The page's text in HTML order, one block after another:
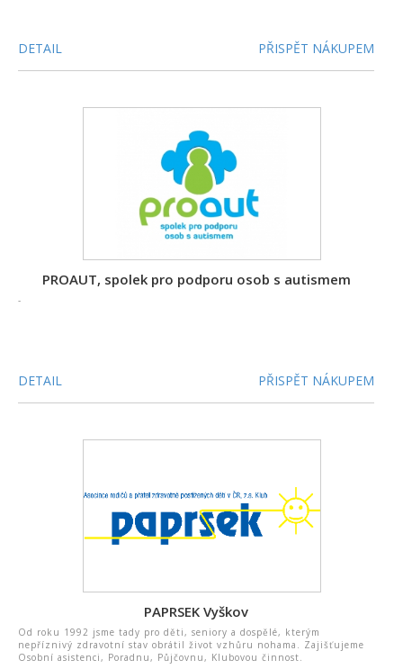
DETAIL PŘISPĚT NÁKUPEM
PROAUT, spolek pro podporu osob s autismem
-
DETAIL PŘISPĚT NÁKUPEM
PAPRSEK Vyškov
Od roku 1992 jsme tady pro děti, seniory a dospělé, kterým
nepříznivý zdravotní stav obrátil život vzhůru nohama. Zajišťujeme
Osobní asistenci, Poradnu, Půjčovnu, Klubovou činnost.